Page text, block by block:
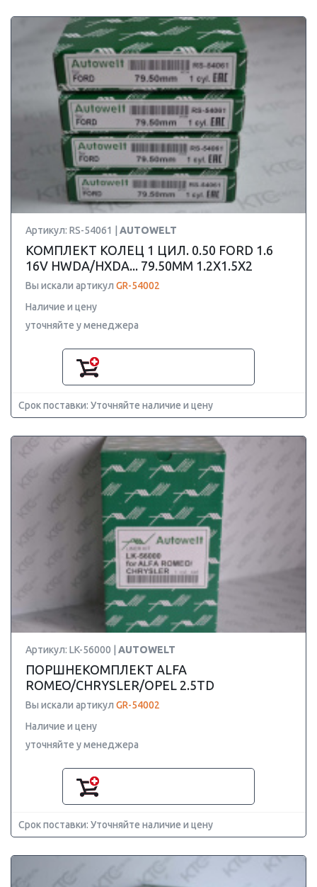
Артикул: RS-54061 | AUTOWELT
КОМПЛЕКТ КОЛЕЦ 1 ЦИЛ. 0.50 FORD 1.6
16V HWDA/HXDA... 79.50MM 1.2X1.5X2
Вы искали артикул GR-54002
Наличие и цену
уточняйте у менеджера
Срок поставки: Уточняйте наличие и цену
Артикул: LK-56000 | AUTOWELT
ПОРШНЕКОМПЛЕКТ ALFA
ROMEO/CHRYSLER/OPEL 2.5TD
Вы искали артикул GR-54002
Наличие и цену
уточняйте у менеджера
Срок поставки: Уточняйте наличие и цену